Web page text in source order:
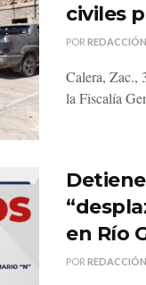
civiles
POR REDACCIÓN
Calera, Zac.,
la Fiscalía
en Río
POR REDACCIÓN